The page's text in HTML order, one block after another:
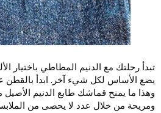
رحلتك مع الدنيم المطاطي باختيار
الأساس لكل شيء آخر. ابدأ بالقطن
ما يمنح قماشك طابع الدنيم الأصيل
من خلال عدد لا يحصى من الملابس.